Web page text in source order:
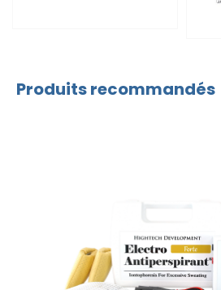
Produits recommandés